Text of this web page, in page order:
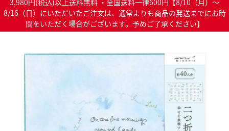
8/16（日）にいただいたご注文は、通常よりも商品の発送までにお時
間をいただく場合がございます。予めご了承ください】